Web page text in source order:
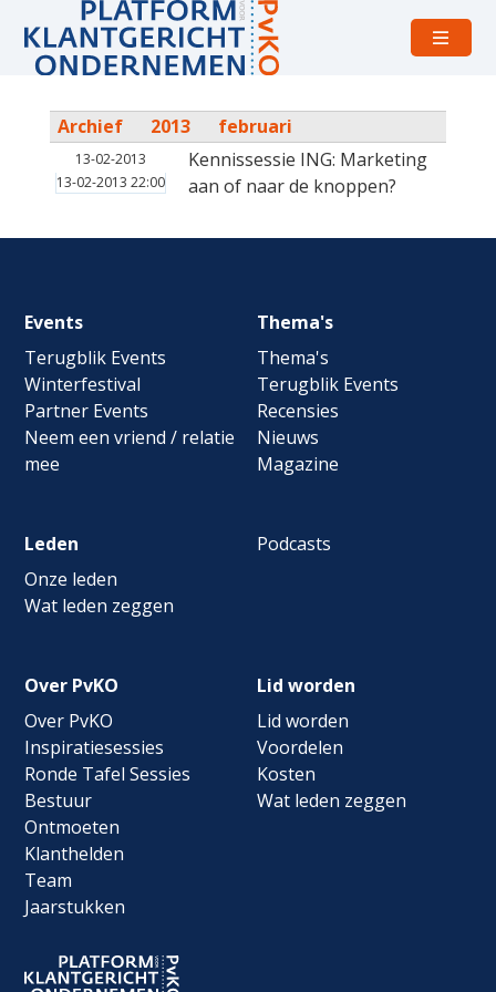
Open
Archief 2013 februari
13-02-2013
13-02-2013 22:00
Kennissessie ING: Marketing
aan of naar de knoppen?
Footer
navigation
Events
Terugblik Events
Winterfestival
Partner Events
Neem een vriend / relatie
mee
Thema's
Thema's
Terugblik Events
Recensies
Nieuws
Magazine
Leden
Onze leden
Wat leden zeggen
Podcasts
Over PvKO
Over PvKO
Inspiratiesessies
Ronde Tafel Sessies
Bestuur
Ontmoeten
Klanthelden
Team
Jaarstukken
Lid worden
Lid worden
Voordelen
Kosten
Wat leden zeggen